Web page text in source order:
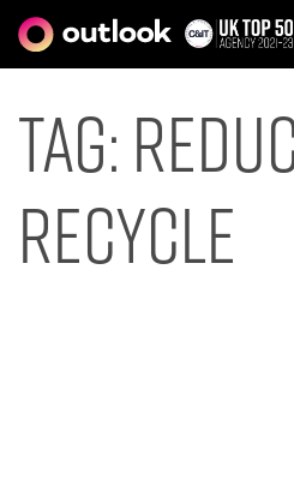
Tag:
recycle